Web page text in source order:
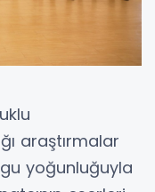
araştırmalar
yoğunluğuyla